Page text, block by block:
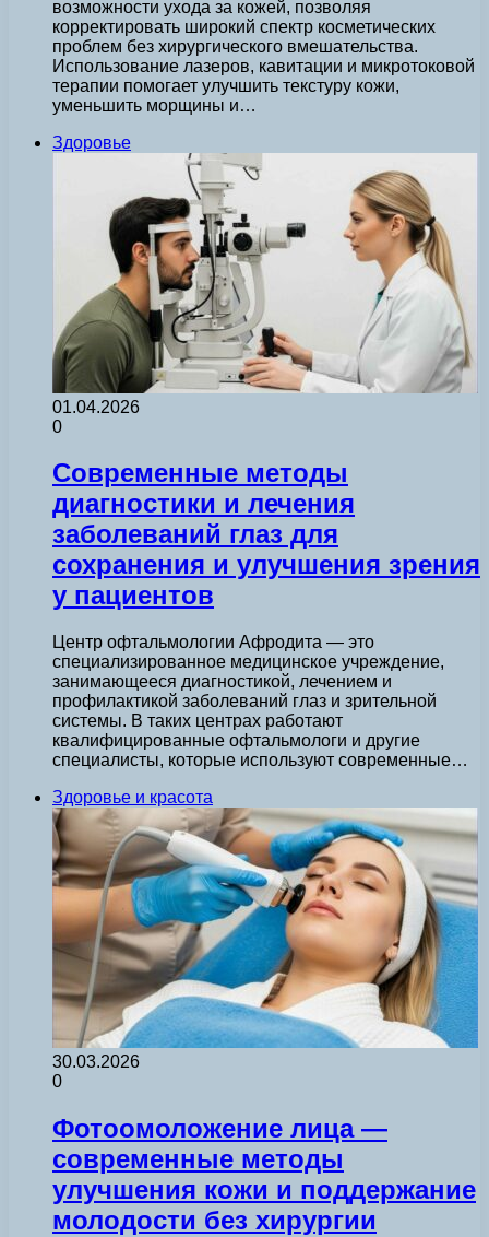
возможности ухода за кожей, позволяя
корректировать широкий спектр косметических
проблем без хирургического вмешательства.
Использование лазеров, кавитации и микротоковой
терапии помогает улучшить текстуру кожи,
уменьшить морщины и…
Здоровье
01.04.2026
0
Современные методы
диагностики и лечения
заболеваний глаз для
сохранения и улучшения зрения
у пациентов
Центр офтальмологии Афродита — это
специализированное медицинское учреждение,
занимающееся диагностикой, лечением и
профилактикой заболеваний глаз и зрительной
системы. В таких центрах работают
квалифицированные офтальмологи и другие
специалисты, которые используют современные…
Здоровье и красота
30.03.2026
0
Фотоомоложение лица —
современные методы
улучшения кожи и поддержание
молодости без хирургии